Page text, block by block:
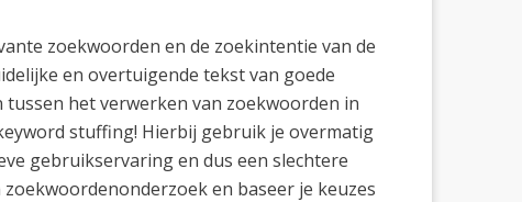
zoekwoorden en de zoekintentie van de
en overtuigende tekst van goede
het verwerken van zoekwoorden in
stuffing! Hierbij gebruik je overmatig
gebruikservaring en dus een slechtere
en baseer je keuzes